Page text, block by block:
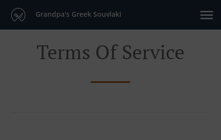
Grandpa's Greek Souvlaki
Terms Of Service